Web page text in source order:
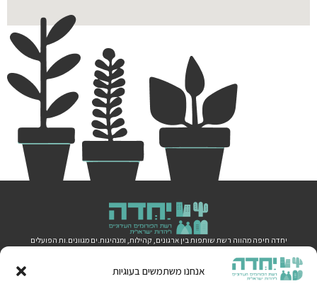
אנחנו משתמשים בעוגיות
יחדה חיפה מהווה רשת שותפות בין ארגונים, קהילות, ומנהיגות.ים מגוונים.ות הפועלים
משותפים ותחושת בית במרחב הציבורי לכלל האוכלוסיות בעיר.